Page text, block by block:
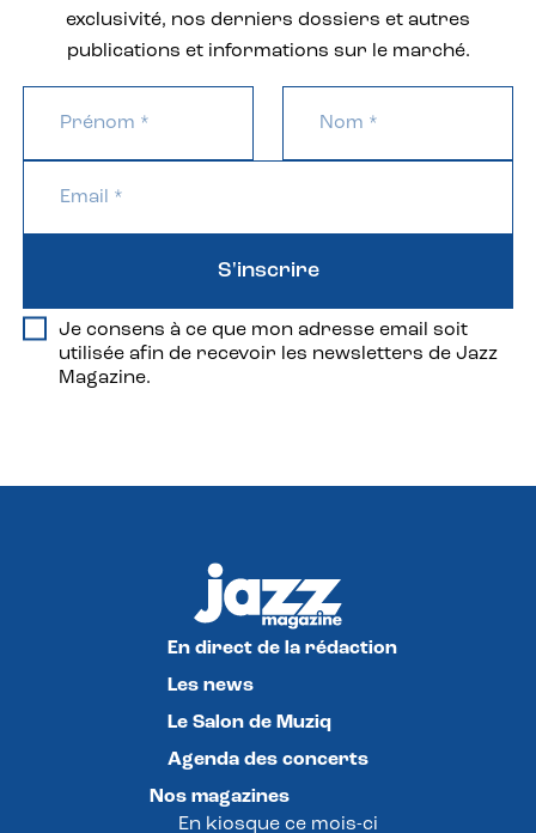
exclusivité, nos derniers dossiers et autres
publications et informations sur le marché.
Je consens à ce que mon adresse email soit
utilisée afin de recevoir les newsletters de Jazz
Magazine.
S'inscrire
En direct de la rédaction
Les news
Le Salon de Muziq
Agenda des concerts
Nos magazines
En kiosque ce mois-ci